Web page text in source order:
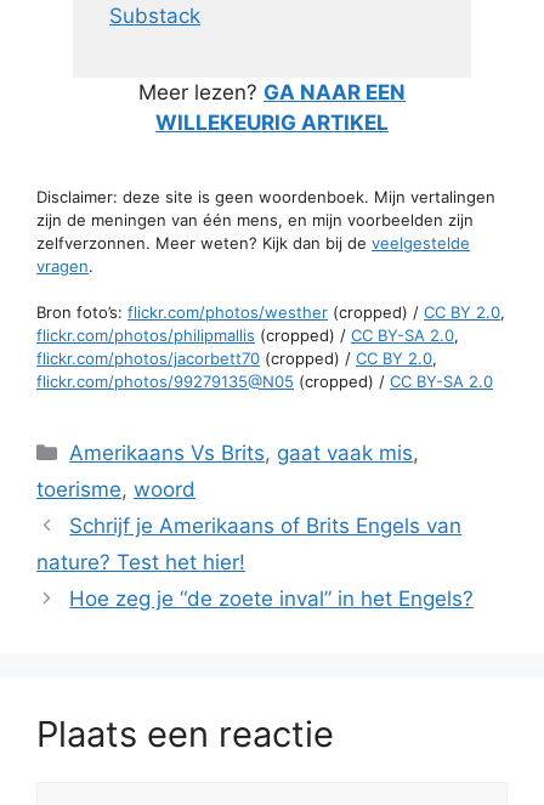
Substack
Meer lezen? GA NAAR EEN
WILLEKEURIG ARTIKEL
Disclaimer: deze site is geen woordenboek. Mijn vertalingen
zijn de meningen van één mens, en mijn voorbeelden zijn
zelfverzonnen. Meer weten? Kijk dan bij de veelgestelde
vragen.
Bron foto’s: flickr.com/photos/westher (cropped) / CC BY 2.0,
flickr.com/photos/philipmallis (cropped) / CC BY-SA 2.0,
flickr.com/photos/jacorbett70 (cropped) / CC BY 2.0,
flickr.com/photos/99279135@N05 (cropped) / CC BY-SA 2.0
Categorieën
Amerikaans Vs Brits, gaat vaak mis,
toerisme, woord
Schrijf je Amerikaans of Brits Engels van
nature? Test het hier!
Hoe zeg je “de zoete inval” in het Engels?
Plaats een reactie